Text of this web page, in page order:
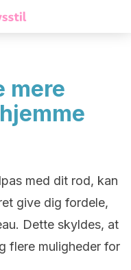
mere
med dit rod, kan
give dig fordele,
Dette skyldes, at
flere muligheder for